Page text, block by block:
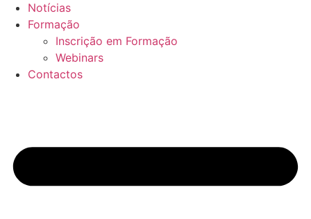
Notícias
Formação
Inscrição em Formação
Webinars
Contactos